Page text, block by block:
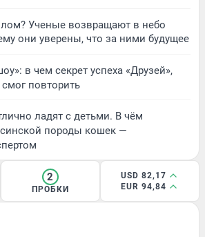
Ученые возвращают в небо
они уверены, что за ними будущее
в чем секрет успеха «Друзей»,
повторить
ладят с детьми. В чём
породы кошек —
2
ПРОБКИ
USD 82,17
EUR 94,84